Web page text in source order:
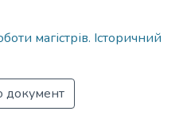
магістрів. Історичний
документ